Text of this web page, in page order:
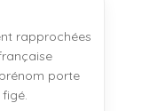
rapprochées
porte